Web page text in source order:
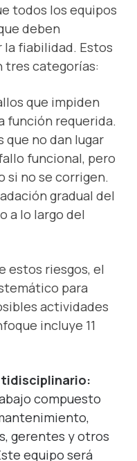
todos los equipos
deben
fiabilidad. Estos
tres categorías:
que impiden
función requerida.
que no dan lugar
funcional, pero
si no se corrigen.
gradual del
a lo largo del
estos riesgos, el
para
actividades
incluye 11
compuesto
gerentes y otros
equipo será